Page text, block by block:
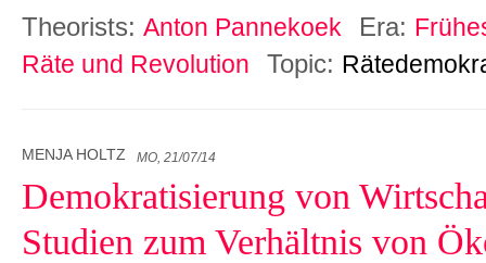
Theorists: Anton Pannekoek Era:
Räte und Revolution
Topic:
MENJA HOLTZ MO, 21/07/14
Demokratisierung von
Studien zum Verhältnis von